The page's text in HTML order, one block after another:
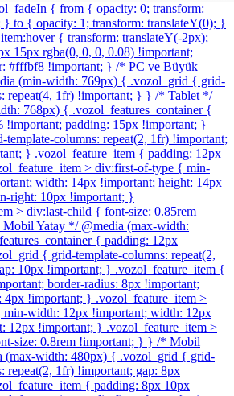
{ from { opacity: 0; transform:
} to { opacity: 1; transform: translateY(0); }
{ transform: translateY(-2px);
15px rgba(0, 0, 0, 0.08) !important;
#fffbf8 !important; } /* PC ve Büyük
(min-width: 769px) { .vozol_grid { grid-
repeat(4, 1fr) !important; } } /* Tablet */
768px) { .vozol_features_container {
!important; padding: 15px !important; }
columns: repeat(2, 1fr) !important;
} .vozol_feature_item { padding: 12px
> div:first-of-type { min-
width: 14px !important; height: 14px
right: 10px !important; }
> div:last-child { font-size: 0.85rem
Yatay */ @media (max-width:
{ padding: 12px
{ grid-template-columns: repeat(2,
10px !important; } .vozol_feature_item {
border-radius: 8px !important;
4px !important; } .vozol_feature_item >
width: 12px !important; width: 12px
12px !important; } .vozol_feature_item >
size: 0.8rem !important; } } /* Mobil
(max-width: 480px) { .vozol_grid { grid-
repeat(2, 1fr) !important; gap: 8px
{ padding: 8px 10px